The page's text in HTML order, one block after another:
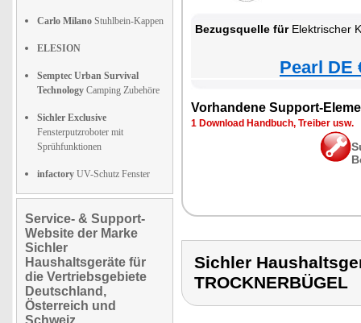
Carlo Milano Stuhlbein-Kappen
ELESION
Semptec Urban Survival
Technology Camping Zubehöre
Sichler Exclusive
Fensterputzroboter mit
Sprühfunktionen
infactory UV-Schutz Fenster
Service- & Support-
Website der Marke
Sichler
Haushaltsgeräte für
die Vertriebsgebiete
Deutschland,
Österreich und
Schweiz
Bezugsquelle fürElektrischer
Pearl DE
Vorhandene Support-
1 Download Handbuch, Treiber usw.
Sichler
TROCKNERBÜGEL